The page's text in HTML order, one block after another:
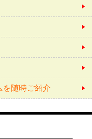
を随時ご紹介